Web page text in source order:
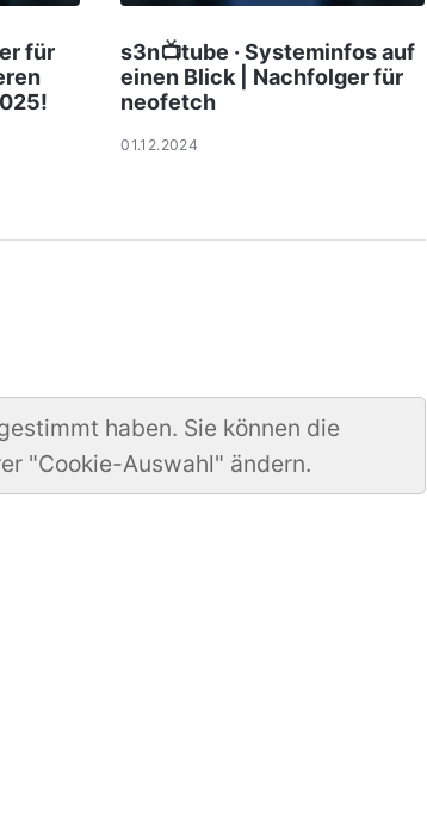
für
s3n📺tube · Systeminfos auf
einen Blick | Nachfolger für
neofetch
01.12.2024
haben. Sie können die
"Cookie-Auswahl" ändern.